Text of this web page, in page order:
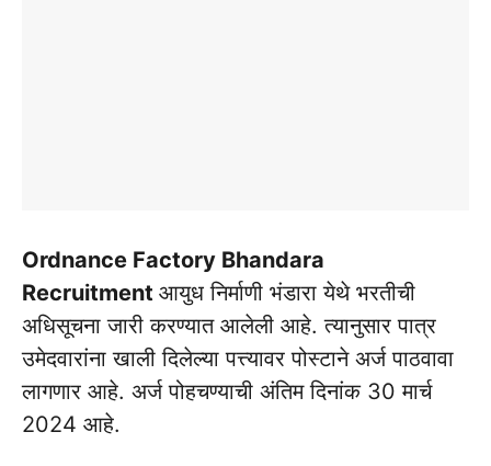
Ordnance Factory Bhandara
Recruitment आयुध निर्माणी भंडारा येथे भरतीची
अधिसूचना जारी करण्यात आलेली आहे. त्यानुसार पात्र
उमेदवारांना खाली दिलेल्या पत्त्यावर पोस्टाने अर्ज पाठवावा
लागणार आहे. अर्ज पोहचण्याची अंतिम दिनांक 30 मार्च
2024 आहे.